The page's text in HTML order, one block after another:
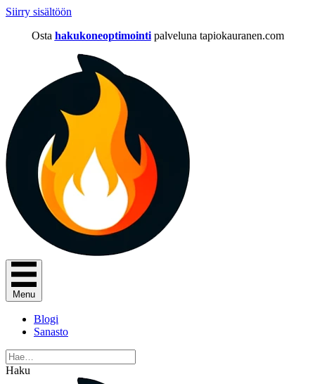
Siirry sisältöön
Osta hakukoneoptimointi palveluna tapiokauranen.com
Menu
Blogi
Sanasto
Haku